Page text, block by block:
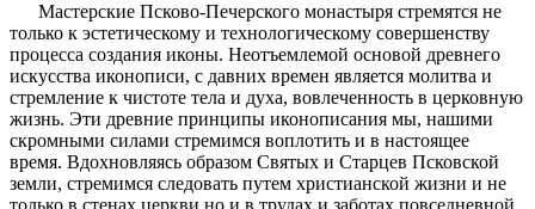
Мастерские Псково-Печерского монастыря стремятся не
только к эстетическому и технологическому совершенству
процесса создания иконы. Неотъемлемой основой древнего
искусства иконописи, с давних времен является молитва и
стремление к чистоте тела и духа, вовлеченность в церковную
жизнь. Эти древние принципы иконописания мы, нашими
скромными силами стремимся воплотить и в настоящее
время. Вдохновляясь образом Святых и Старцев Псковской
земли, стремимся следовать путем христианской жизни и не